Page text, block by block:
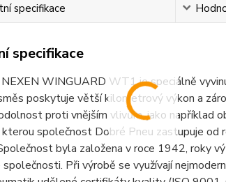
specifikace
specifikace
WINGUARD WT1 je speciálně
poskytuje větší kilometrový výkon a
proti vnějším vlivům, jako například
společnost Dobré Pneu zastupuje od
byla založena v roce 1942, roky
společnosti. Při výrobě se využívají